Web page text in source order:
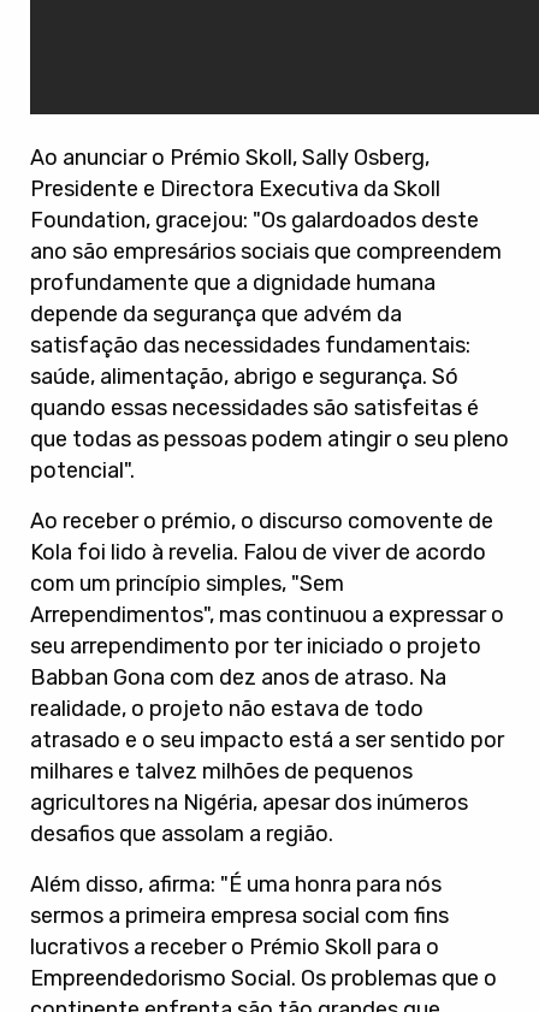
Ao anunciar o Prémio Skoll, Sally Osberg,
Presidente e Directora Executiva da Skoll
Foundation, gracejou: "Os galardoados deste
ano são empresários sociais que compreendem
profundamente que a dignidade humana
depende da segurança que advém da
satisfação das necessidades fundamentais:
saúde, alimentação, abrigo e segurança. Só
quando essas necessidades são satisfeitas é
que todas as pessoas podem atingir o seu pleno
potencial".
Ao receber o prémio, o discurso comovente de
Kola foi lido à revelia. Falou de viver de acordo
com um princípio simples, "Sem
Arrependimentos", mas continuou a expressar o
seu arrependimento por ter iniciado o projeto
Babban Gona com dez anos de atraso. Na
realidade, o projeto não estava de todo
atrasado e o seu impacto está a ser sentido por
milhares e talvez milhões de pequenos
agricultores na Nigéria, apesar dos inúmeros
desafios que assolam a região.
Além disso, afirma: "É uma honra para nós
sermos a primeira empresa social com fins
lucrativos a receber o Prémio Skoll para o
Empreendedorismo Social. Os problemas que o